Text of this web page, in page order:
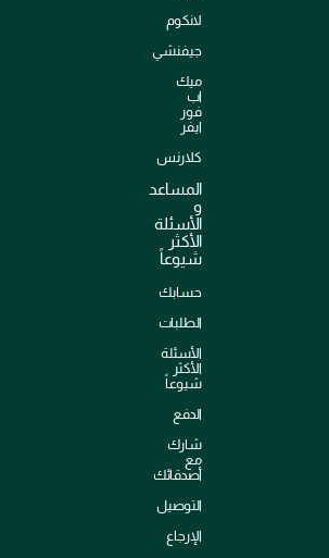
لانكوم
جيفنشي
ميك
اب
فور
ايفر
كلارنس
المساعد
و
الأسئلة
الأكثر
شيوعاً
حسابك
الطلبات
الأسئلة
الأكثر
شيوعاً
الدفع
شارك
مع
أصدقائك
التوصيل
الإرجاع